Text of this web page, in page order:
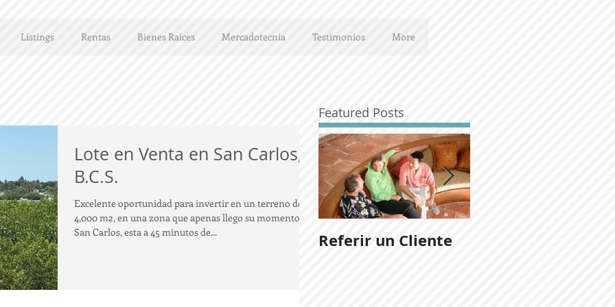
Listings Rentas Bienes Raices Mercadotecnia Testimonios More
Featured Posts
Lote en Venta en San Carlos,
B.C.S.
Excelente oportunidad para invertir en un terreno de
4,000 m2, en una zona que apenas llego su momento,
San Carlos, esta a 45 minutos de...
Referir un Cliente